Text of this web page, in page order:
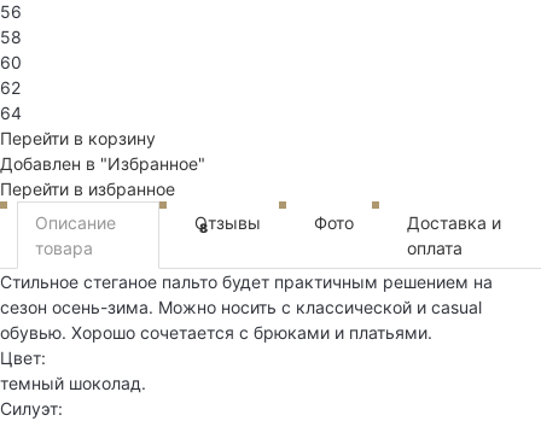
56
58
60
62
64
Перейти в корзину
Добавлен в "Избранное"
Перейти в избранное
Описание
товара
Отзывы
8 Фото
Доставка и
оплата
Стильное стеганое пальто будет практичным решением на
сезон осень-зима. Можно носить с классической и casual
обувью. Хорошо сочетается с брюками и платьями.
Цвет:
темный шоколад.
Силуэт: